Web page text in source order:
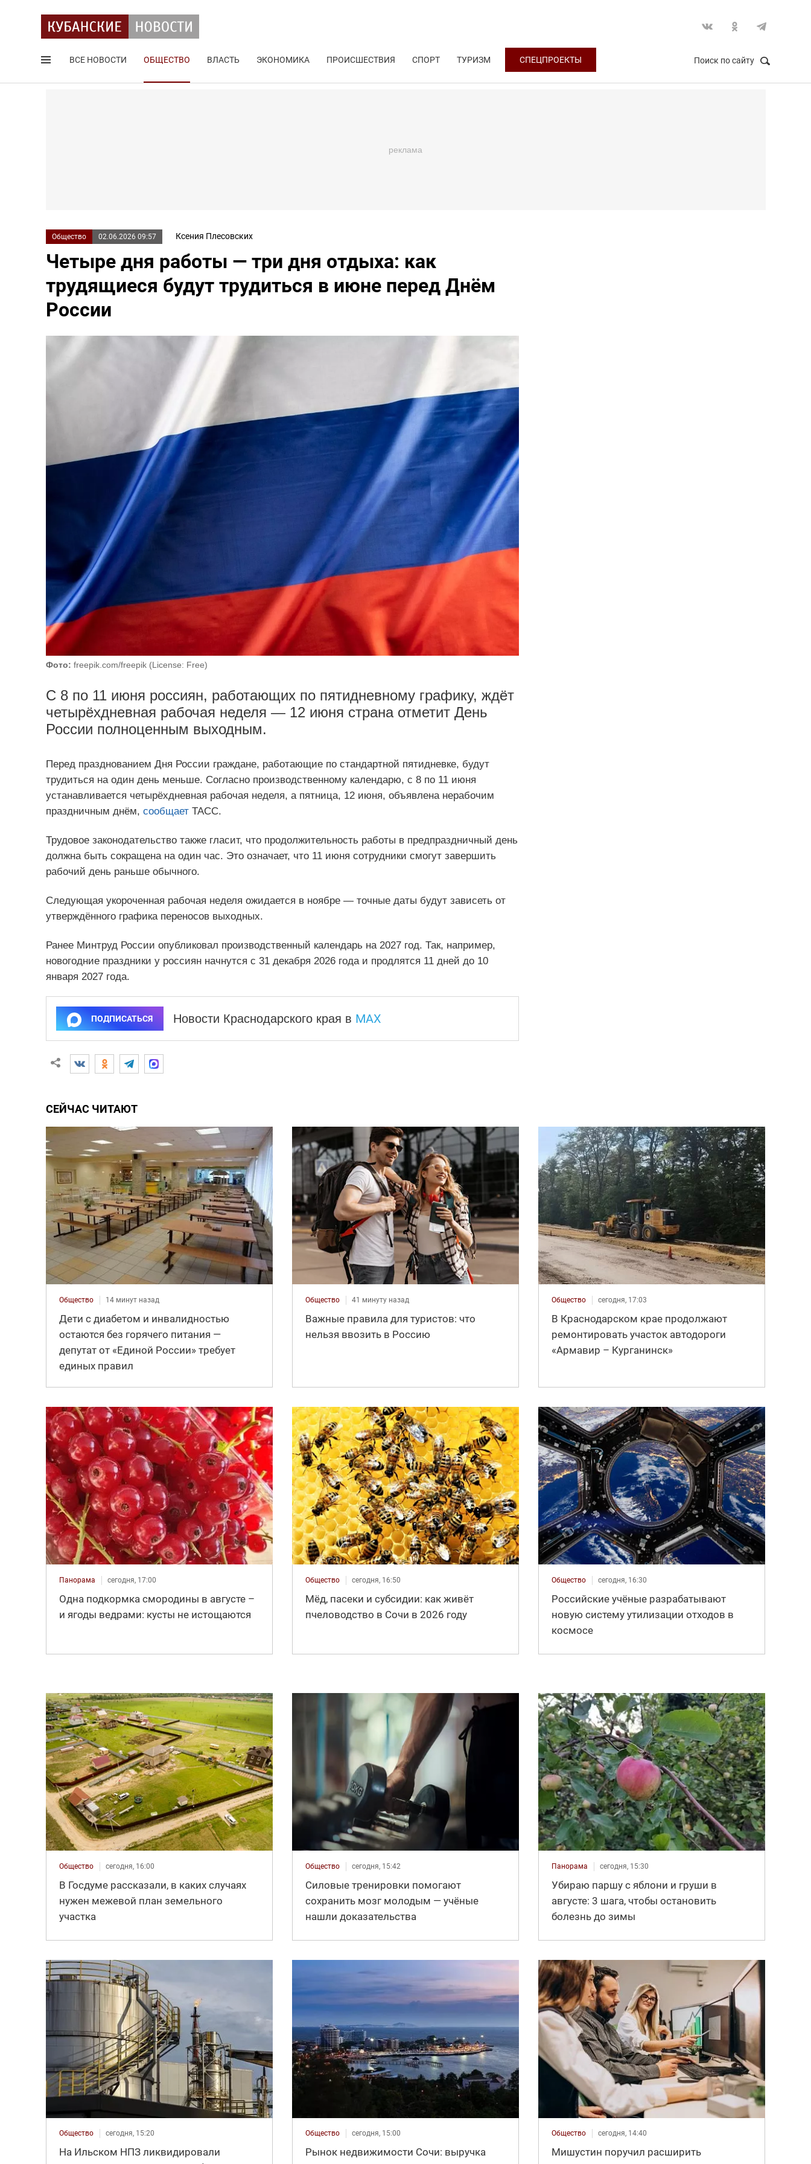
ВСЕ НОВОСТИ ОБЩЕСТВО ВЛАСТЬ ЭКОНОМИКА ПРОИСШЕСТВИЯ СПОРТ ТУРИЗМ СПЕЦПРОЕКТЫ Поиск по сайту
Общество 02.06.2026 09:57 Ксения Плесовских
Четыре дня работы — три дня отдыха: как
трудящиеся будут трудиться в июне перед Днём
России
Фото: freepik.com/freepik (License: Free)
С 8 по 11 июня россиян, работающих по пятидневному графику, ждёт
четырёхдневная рабочая неделя — 12 июня страна отметит День
России полноценным выходным.
Перед празднованием Дня России граждане, работающие по стандартной пятидневке, будут
трудиться на один день меньше. Согласно производственному календарю, с 8 по 11 июня
устанавливается четырёхдневная рабочая неделя, а пятница, 12 июня, объявлена нерабочим
праздничным днём, сообщаетТАСС.
Трудовое законодательство также гласит, что продолжительность работы в предпраздничный день
должна быть сокращена на один час. Это означает, что 11 июня сотрудники смогут завершить
рабочий день раньше обычного.
Следующая укороченная рабочая неделя ожидается в ноябре — точные даты будут зависеть от
утверждённого графика переносов выходных.
Ранее Минтруд России опубликовал производственный календарь на 2027 год. Так, например,
новогодние праздники у россиян начнутся с 31 декабря 2026 года и продлятся 11 дней до 10
января 2027 года.
ПОДПИСАТЬСЯ Новости Краснодарского края в MAX
СЕЙЧАС ЧИТАЮТ
Общество 14 минут назад
Дети с диабетом и инвалидностью
остаются без горячего питания —
депутат от «Единой России» требует
единых правил
Общество 41 минуту назад
Важные правила для туристов: что
нельзя ввозить в Россию
Общество сегодня, 17:03
В Краснодарском крае продолжают
ремонтировать участок автодороги
«Армавир – Курганинск»
Панорама сегодня, 17:00
Одна подкормка смородины в августе –
и ягоды ведрами: кусты не истощаются
Общество сегодня, 16:50
Мёд, пасеки и субсидии: как живёт
пчеловодство в Сочи в 2026 году
Общество сегодня, 16:30
Российские учёные разрабатывают
новую систему утилизации отходов в
космосе
Общество сегодня, 16:00
В Госдуме рассказали, в каких случаях
нужен межевой план земельного
участка
Общество сегодня, 15:42
Силовые тренировки помогают
сохранить мозг молодым — учёные
нашли доказательства
Панорама сегодня, 15:30
Убираю паршу с яблони и груши в
августе: 3 шага, чтобы остановить
болезнь до зимы
Общество сегодня, 15:20
На Ильском НПЗ ликвидировали
Общество сегодня, 15:00
Рынок недвижимости Сочи: выручка
Общество сегодня, 14:40
Мишустин поручил расширить